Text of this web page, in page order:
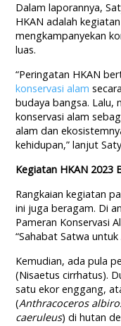
Dalam laporannya,
HKAN adalah
mengkampanyekan
luas.
“Peringatan HKAN
konservasi alam
budaya bangsa. Lalu,
konservasi alam
alam dan
kehidupan,” lanjut
Kegiatan HKAN 2023
Rangkaian kegiatan
ini juga beragam. Di
Pameran Konservasi
“Sahabat Satwa
Kemudian, ada pula
(Nisaetus cirrhatus).
satu ekor enggang,
(Anthracoceros
caeruleus) di hutan